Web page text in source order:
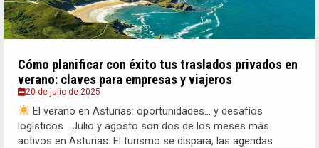
Cómo planificar con éxito tus traslados privados en
verano: claves para empresas y viajeros
20 de julio de 2025
El verano en Asturias: oportunidades… y desafíos
logísticos Julio y agosto son dos de los meses más
activos en Asturias. El turismo se dispara, las agendas